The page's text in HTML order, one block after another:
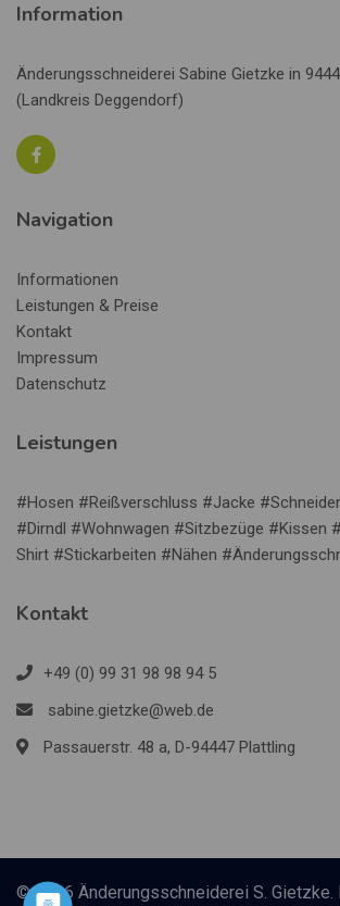
Information
Änderungsschneiderei Sabine Gietzke in
(Landkreis Deggendorf)
Navigation
Informationen
Leistungen & Preise
Kontakt
Impressum
Datenschutz
Leistungen
#Hosen #Reißverschluss #Jacke
#Dirndl #Wohnwagen #Sitzbezüge #Kissen
Shirt #Stickarbeiten #Nähen
Kontakt
+49 (0) 99 31 98 98 94 5
sabine.gietzke@web.de
Passauerstr. 48 a, D-94447 Plattling
© 2026 Änderungsschneiderei S. Gietzke.